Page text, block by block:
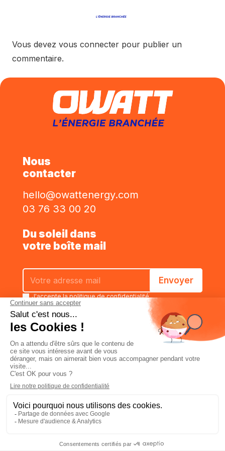
Vous devez vous connecter pour publier un
commentaire.
Nous
contacter
hello@owattenergy.com
03 76 33 00 20
Du soleil dans
votre boîte mail
J'accepte lapolitique de confidentialité
Estimer
Caractéristiques
Commander
Qui sommes-nous
Politique de confidentialité
Conditions générales de vente
Mentions légales